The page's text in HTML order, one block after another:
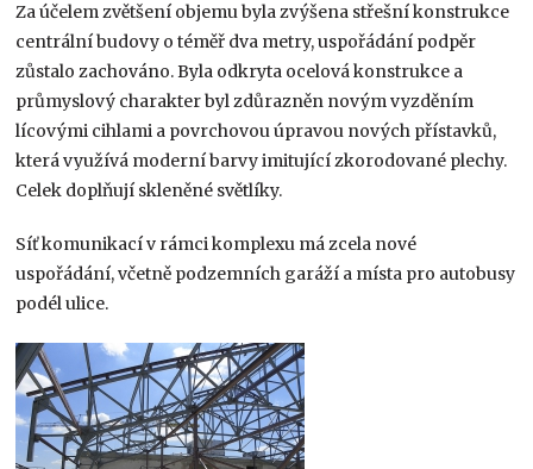
Za účelem zvětšení objemu byla zvýšena střešní konstrukce
centrální budovy o téměř dva metry, uspořádání podpěr
zůstalo zachováno. Byla odkryta ocelová konstrukce a
průmyslový charakter byl zdůrazněn novým vyzděním
lícovými cihlami a povrchovou úpravou nových přístavků,
která využívá moderní barvy imitující zkorodované plechy.
Celek doplňují skleněné světlíky.
Síť komunikací v rámci komplexu má zcela nové
uspořádání, včetně podzemních garáží a místa pro autobusy
podél ulice.